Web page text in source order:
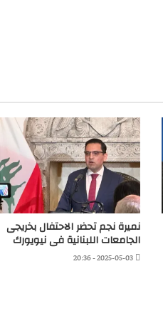
نميرة نجم تحضر الاحتفال بخريجى
الجامعات اللبنانية فى نيويورك
2025-05-03 - 20:36